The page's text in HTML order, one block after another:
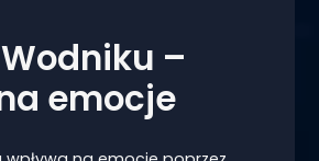
–
emocje